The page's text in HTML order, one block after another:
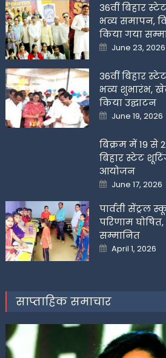
36वीं बिहार
भव्य समापन,
किया गया
Posted
on
June 23, 2026
36वीं बिहार
भव्य शुभारंभ,
किया उद्घाटन
Posted
on
June 19, 2026
बिक्रम में 19 से
बिहार स्टेट
आयोजन
Posted
on
June 17, 2026
पार्वती सेंट्रल
परिणाम घोषित,
सम्मानित
Posted
on
April 1, 2026
साप्ताहिक समाचार